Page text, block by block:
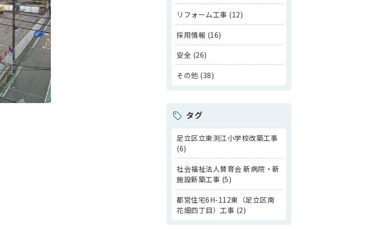
リフォーム工事 (12)
採用情報 (16)
安全 (26)
その他 (38)
タグ
足立区立東渕江小学校改築工事
(6)
社会福祉法人賛育会 新病院・新
施設新築工事 (5)
都営住宅6H-112東（足立区南
花畑四丁目）工事 (2)